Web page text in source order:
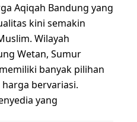
Aqiqah Bandung yang
kini semakin
Wilayah
Wetan, Sumur
banyak pilihan
bervariasi.
yang